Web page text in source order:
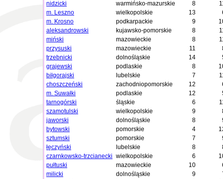
nidzicki
warmińsko-mazurskie 8
m. Leszno
wielkopolskie 13
m. Krosno
podkarpackie 9
aleksandrowski
kujawsko-pomorskie 8
miński
mazowieckie 8
przysuski
mazowieckie 11
trzebnicki
dolnośląskie 14
grajewski
podlaskie 8
biłgorajski
lubelskie 7
choszczeński
zachodniopomorskie 12
m. Suwałki
podlaskie 12
tarnogórski
śląskie 6
szamotulski
wielkopolskie 9
jaworski
dolnośląskie 8
bytowski
pomorskie 4
sztumski
pomorskie 7
łęczyński
lubelskie 8
czarnkowsko-trzcianecki wielkopolskie 6
pułtuski
mazowieckie 10
milicki
dolnośląskie 9